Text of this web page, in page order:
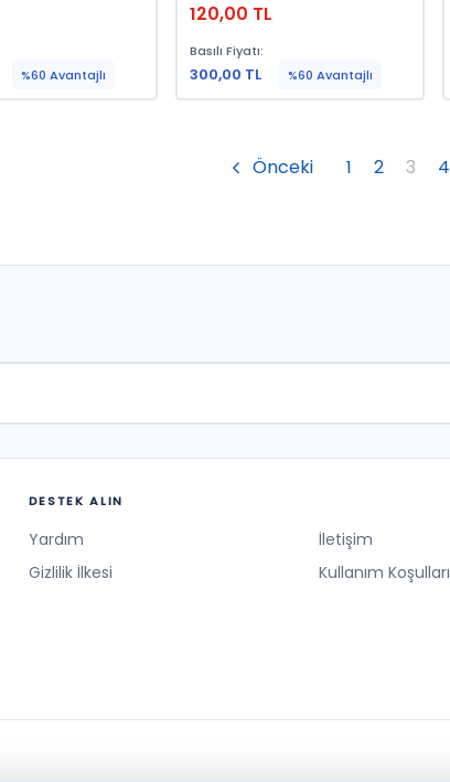
%60 Avantajlı
İlişkileri
120,00 TL
Basılı Fiyatı:
300,00 TL %60 Avantajlı
Önceki 1 2 3 4
DESTEK ALIN
Yardım
İletişim
Gizlilik İlkesi
Kullanım Koşulları